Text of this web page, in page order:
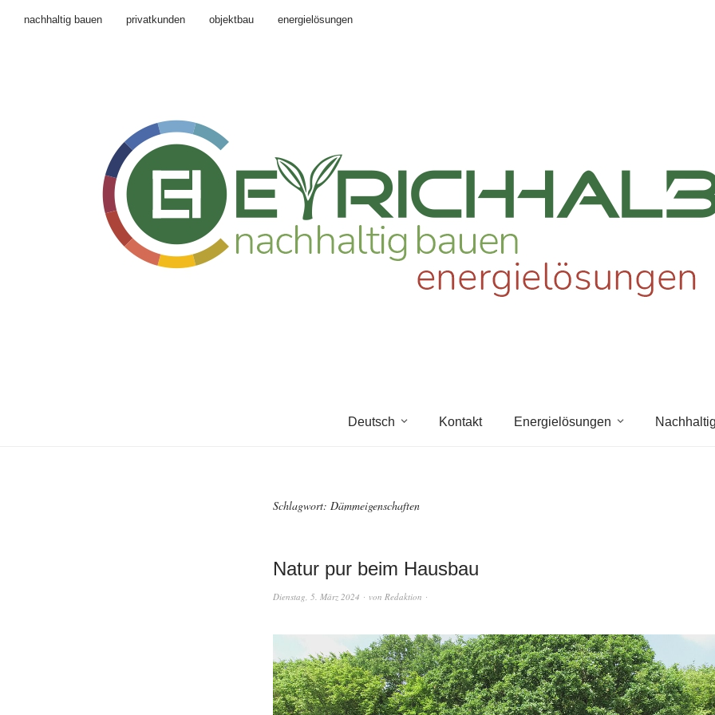
nachhaltig bauen privatkunden objektbau energielösungen
Deutsch Kontakt Energielösungen
Schlagwort: Dämmeigenschaften
Natur pur beim Hausbau
Dienstag, 5. März 2024 von Redaktion